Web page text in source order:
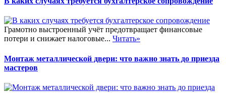
Грамотно выстроенный учёт предотвращает финансовые
потери и снижает налоговые... Читать»
Монтаж металлической двери: что важно знать до приезда
мастеров